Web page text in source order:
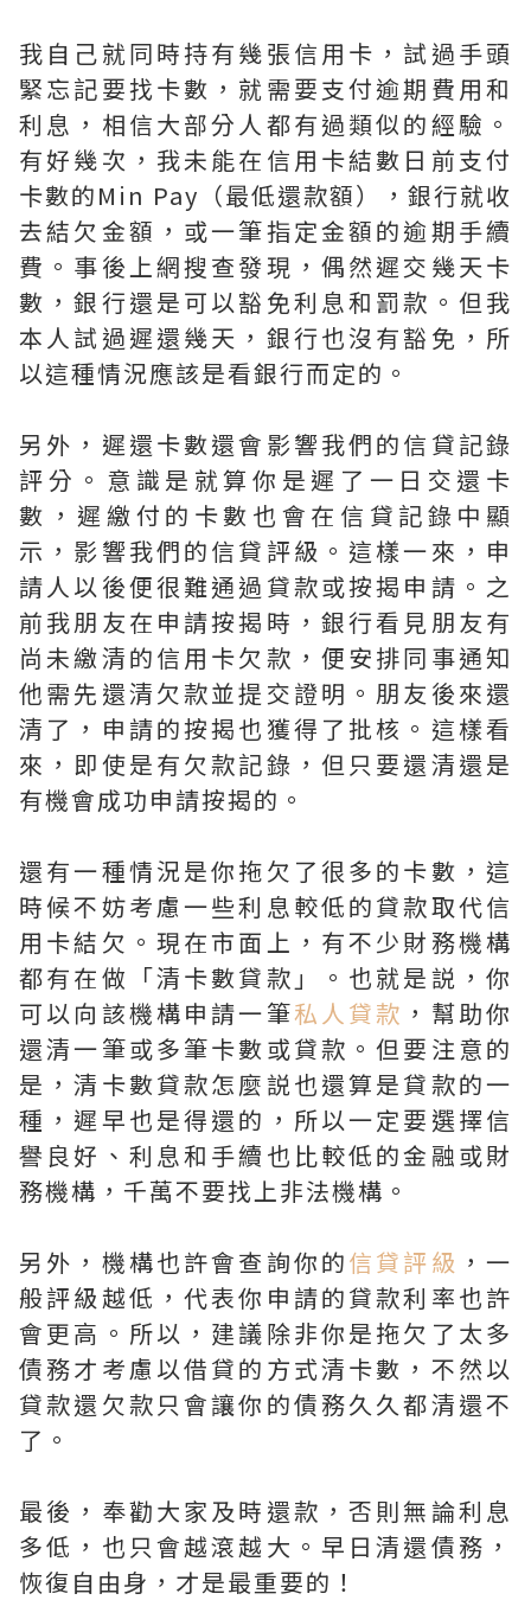
我自己就同時持有幾張信用卡，試過手頭
緊忘記要找卡數，就需要支付逾期費用和
利息，相信大部分人都有過類似的經驗。
有好幾次，我未能在信用卡結數日前支付
卡數的Min Pay（最低還款額），銀行就收
去結欠金額，或一筆指定金額的逾期手續
費。事後上網搜查發現，偶然遲交幾天卡
數，銀行還是可以豁免利息和罰款。但我
本人試過遲還幾天，銀行也沒有豁免，所
以這種情況應該是看銀行而定的。
另外，遲還卡數還會影響我們的信貸記錄
評分。意識是就算你是遲了一日交還卡
數，遲繳付的卡數也會在信貸記錄中顯
示，影響我們的信貸評級。這樣一來，申
請人以後便很難通過貸款或按揭申請。之
前我朋友在申請按揭時，銀行看見朋友有
尚未繳清的信用卡欠款，便安排同事通知
他需先還清欠款並提交證明。朋友後來還
清了，申請的按揭也獲得了批核。這樣看
來，即使是有欠款記錄，但只要還清還是
有機會成功申請按揭的。
還有一種情況是你拖欠了很多的卡數，這
時候不妨考慮一些利息較低的貸款取代信
用卡結欠。現在市面上，有不少財務機構
都有在做「清卡數貸款」。也就是説，你
可以向該機構申請一筆私人貸款 ，幫助你
還清一筆或多筆卡數或貸款。但要注意的
是，清卡數貸款怎麼説也還算是貸款的一
種，遲早也是得還的，所以一定要選擇信
譽良好、利息和手續也比較低的金融或財
務機構，千萬不要找上非法機構。
另外，機構也許會查詢你的信貸評級 ，一
般評級越低，代表你申請的貸款利率也許
會更高。所以，建議除非你是拖欠了太多
債務才考慮以借貸的方式清卡數，不然以
貸款還欠款只會讓你的債務久久都清還不
了。
最後，奉勸大家及時還款，否則無論利息
多低，也只會越滾越大。早日清還債務，
恢復自由身，才是最重要的！